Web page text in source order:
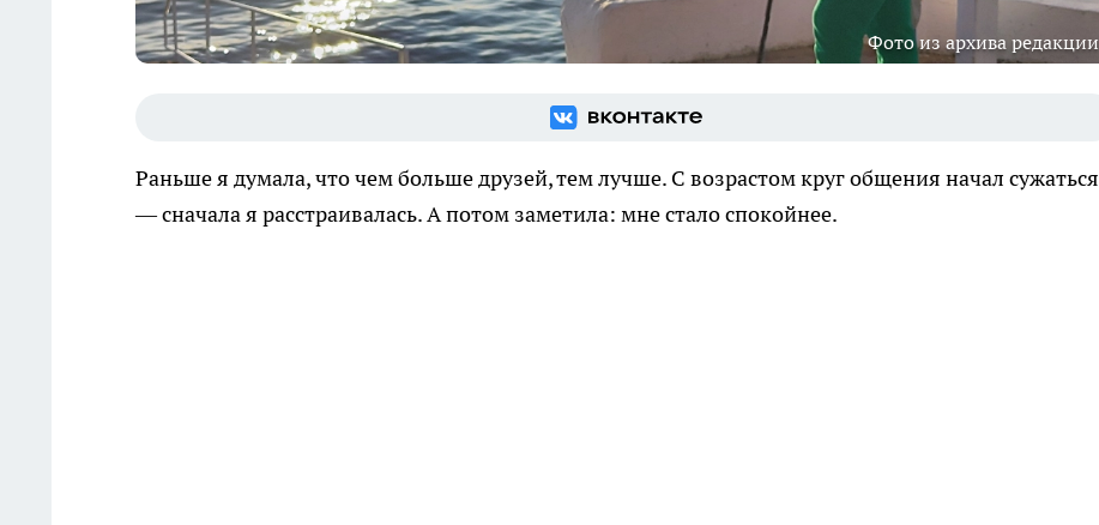
Фото из архива редакции
Раньше я думала, что чем больше друзей, тем лучше. С возрастом круг общения начал сужаться
— сначала я расстраивалась. А потом заметила: мне стало спокойнее.